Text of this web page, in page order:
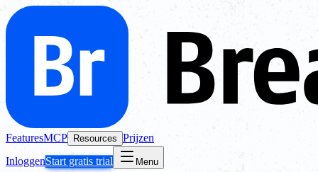
FeaturesMCP Resources Prijzen
InloggenStart gratis trial Menu